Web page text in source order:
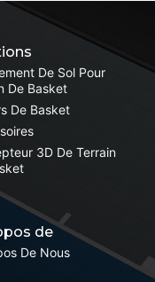
De Sol Pour
De Basket
De Basket
3D De Terrain
de
De Nous